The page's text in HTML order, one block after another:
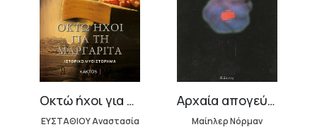
Οκτώ ήχοι για τη Μαργαρίτα
ΕΥΣΤΑΘΙΟΥ Αναστασία
Αρχαία απογεύματα
Μαίηλερ Νόρμαν